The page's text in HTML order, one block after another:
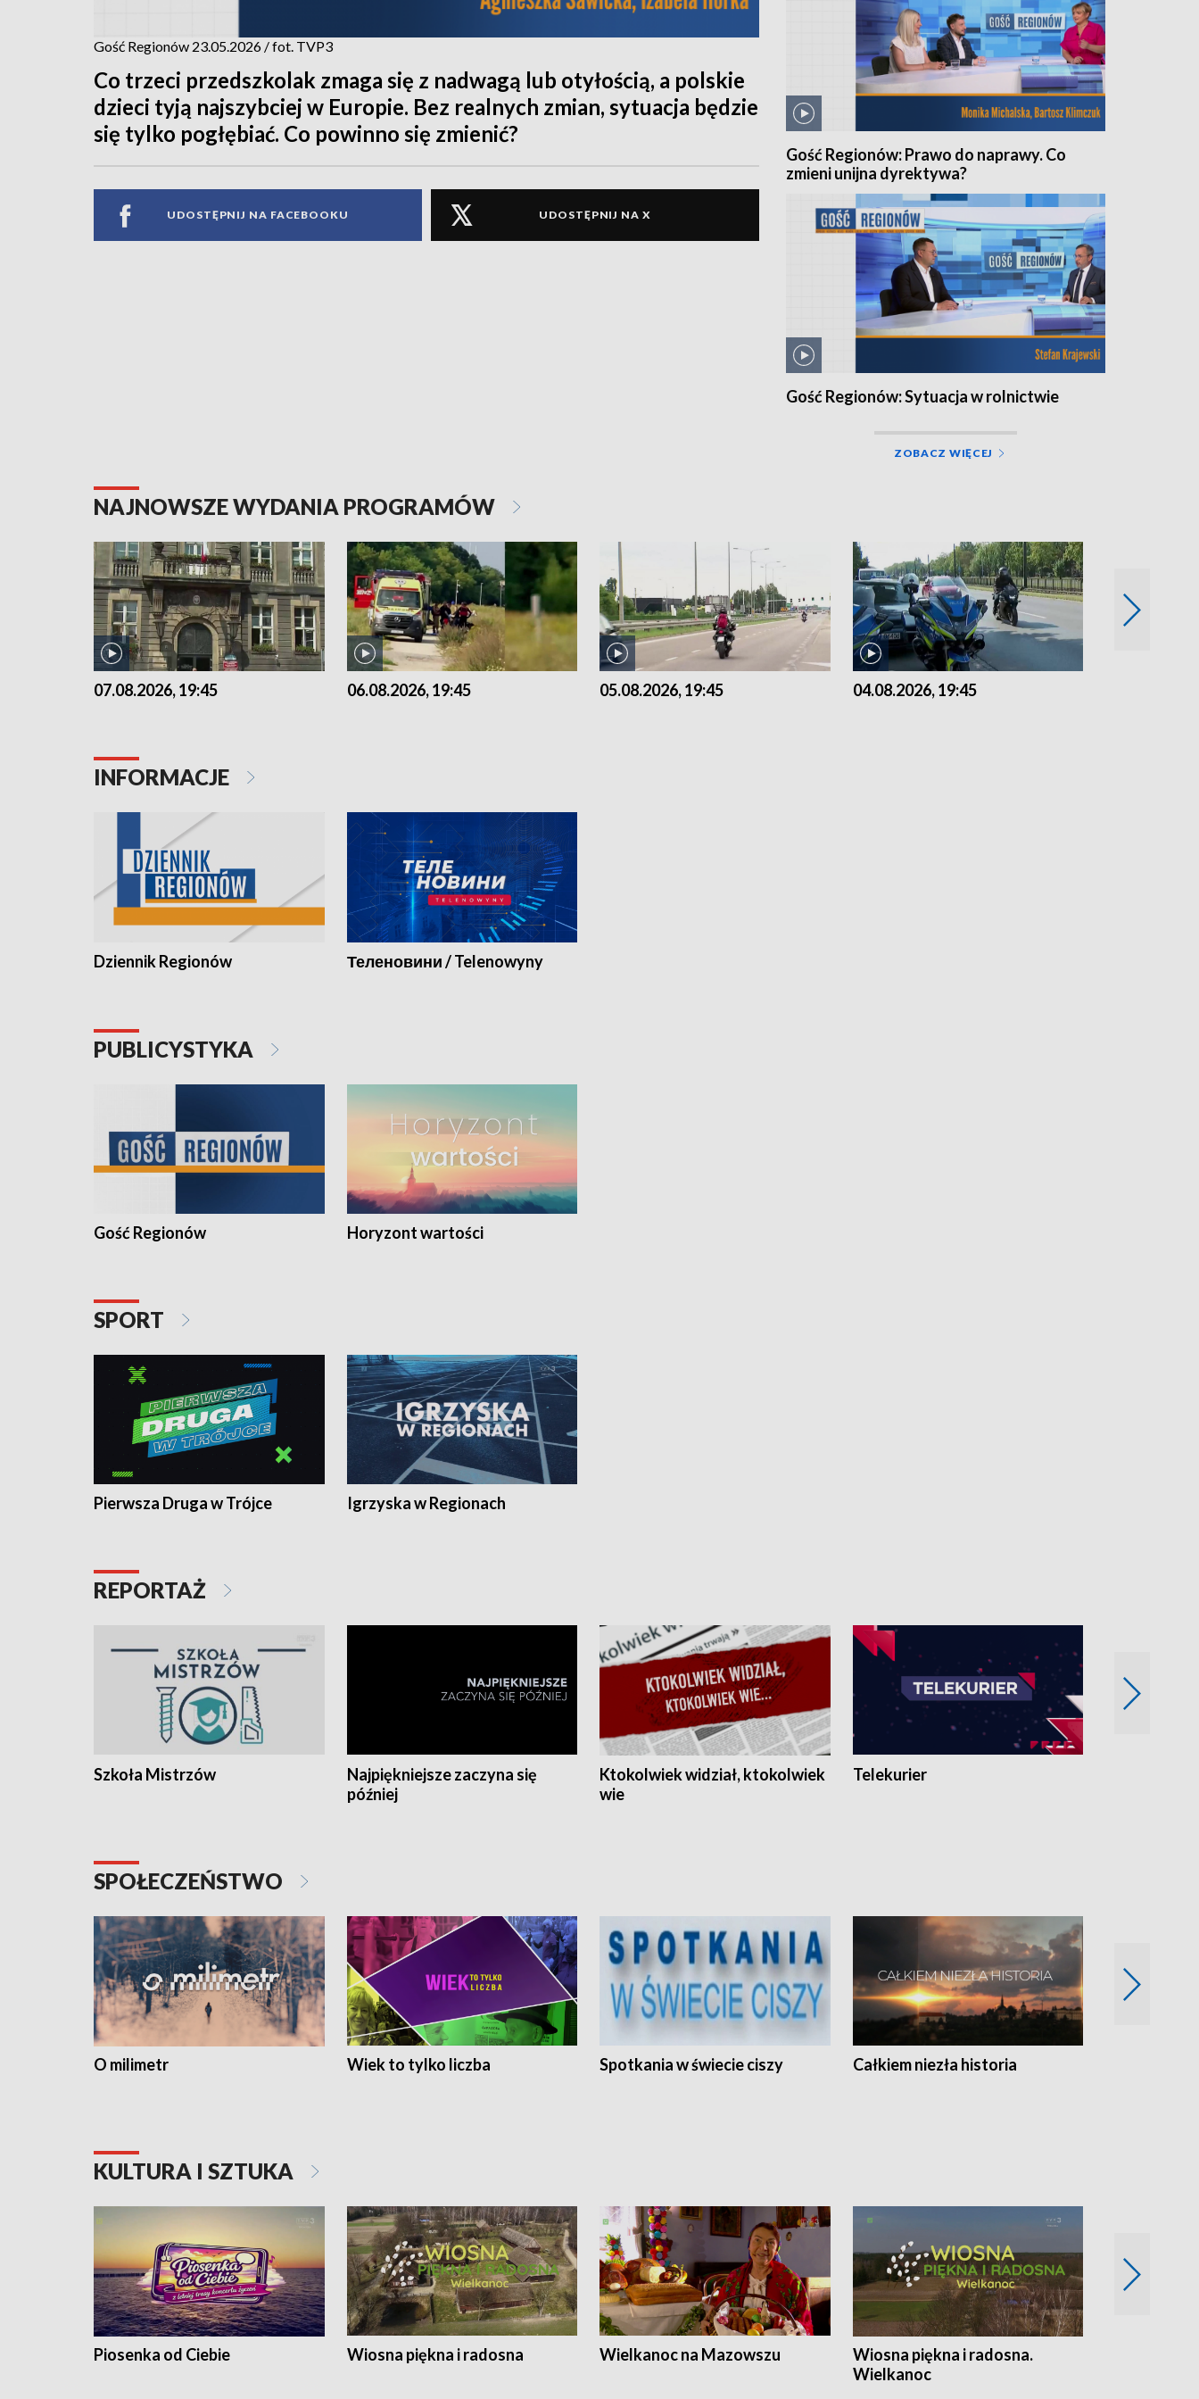
Gość Regionów 23.05.2026 / fot. TVP3
Co trzeci przedszkolak zmaga się z nadwagą lub otyłością, a polskie
dzieci tyją najszybciej w Europie. Bez realnych zmian, sytuacja będzie
się tylko pogłębiać. Co powinno się zmienić?
UDOSTĘPNIJ NA FACEBOOKU UDOSTĘPNIJ NA X
Gość Regionów: Prawo do naprawy. Co
zmieni unijna dyrektywa?
Gość Regionów: Sytuacja w rolnictwie
ZOBACZ WIĘCEJ
NAJNOWSZE WYDANIA PROGRAMÓW
07.08.2026, 19:45 06.08.2026, 19:45 05.08.2026, 19:45 04.08.2026, 19:45
INFORMACJE
Dziennik Regionów Теленовини / Telenowyny
PUBLICYSTYKA
Gość Regionów Horyzont wartości
SPORT
Pierwsza Druga w Trójce Igrzyska w Regionach
REPORTAŻ
Szkoła Mistrzów
Najpiękniejsze zaczyna się
później
Ktokolwiek widział, ktokolwiek
wie
Telekurier
SPOŁECZEŃSTWO
O milimetr Wiek to tylko liczba Spotkania w świecie ciszy Całkiem niezła historia
KULTURA I SZTUKA
Piosenka od Ciebie Wiosna piękna i radosna Wielkanoc na Mazowszu
Wiosna piękna i radosna.
Wielkanoc